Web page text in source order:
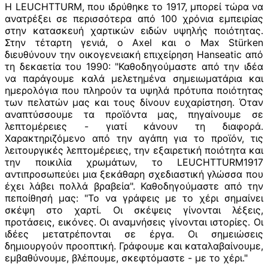
Η LEUCHTTURM, που ιδρύθηκε το 1917, μπορεί τώρα να
ανατρέξει σε περισσότερα από 100 χρόνια εμπειρίας
στην κατασκευή χαρτικών ειδών υψηλής ποιότητας.
Στην τέταρτη γενιά, ο Axel και ο Max Stürken
διευθύνουν την οικογενειακή επιχείρηση Hanseatic από
τη δεκαετία του 1990: "Καθοδηγούμαστε από την ιδέα
να παράγουμε καλά μελετημένα σημειωματάρια και
ημερολόγια που πληρούν τα υψηλά πρότυπα ποιότητας
των πελατών μας και τους δίνουν ευχαρίστηση. Όταν
αναπτύσσουμε τα προϊόντα μας, πηγαίνουμε σε
λεπτομέρειες - γιατί κάνουν τη διαφορά.
Χαρακτηριζόμενο από την αγάπη για το προϊόν, τις
λειτουργικές λεπτομέρειες, την εξαιρετική ποιότητα και
την ποικιλία χρωμάτων, το LEUCHTTURM1917
αντιπροσωπεύει μια ξεκάθαρη σχεδιαστική γλώσσα που
έχει λάβει πολλά βραβεία". Καθοδηγούμαστε από την
πεποίθησή μας: "Το να γράφεις με το χέρι σημαίνει
σκέψη στο χαρτί. Οι σκέψεις γίνονται λέξεις,
προτάσεις, εικόνες. Οι αναμνήσεις γίνονται ιστορίες. Οι
ιδέες μετατρέπονται σε έργα. Οι σημειώσεις
δημιουργούν προοπτική. Γράφουμε και καταλαβαίνουμε,
εμβαθύνουμε, βλέπουμε, σκεφτόμαστε - με το χέρι."